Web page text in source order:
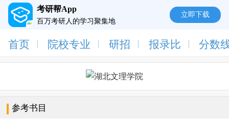
考研帮App
百万考研人的学习聚集地
立即下载
首页 院校专业 研招 报录比 分数
参考书目